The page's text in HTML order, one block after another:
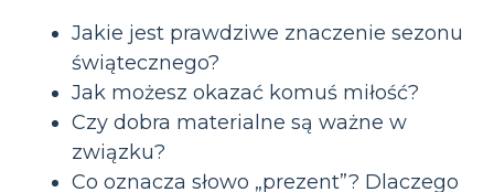
Jakie jest prawdziwe znaczenie sezonu
świątecznego?
Jak możesz okazać komuś miłość?
Czy dobra materialne są ważne w
związku?
Co oznacza słowo „prezent”? Dlaczego